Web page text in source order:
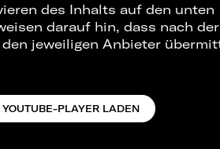
des Inhalts auf den unten
darauf hin, dass nach der
jeweiligen Anbieter
YOUTUBE-PLAYER LADEN